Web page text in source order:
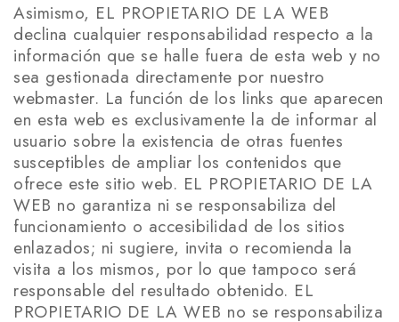
Asimismo, EL PROPIETARIO DE LA WEB
declina cualquier responsabilidad respecto a la
información que se halle fuera de esta web y no
sea gestionada directamente por nuestro
webmaster. La función de los links que aparecen
en esta web es exclusivamente la de informar al
usuario sobre la existencia de otras fuentes
susceptibles de ampliar los contenidos que
ofrece este sitio web. EL PROPIETARIO DE LA
WEB no garantiza ni se responsabiliza del
funcionamiento o accesibilidad de los sitios
enlazados; ni sugiere, invita o recomienda la
visita a los mismos, por lo que tampoco será
responsable del resultado obtenido. EL
PROPIETARIO DE LA WEB no se responsabiliza